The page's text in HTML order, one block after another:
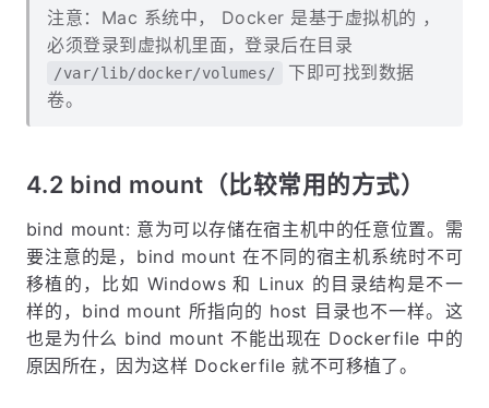
注意：Mac 系统中， Docker 是基于虚拟机的 ，
必须登录到虚拟机里面，登录后在目录
/var/lib/docker/volumes/
下即可找到数据
卷。
4.2 bind mount（比较常用的方式）
bind mount: 意为可以存储在宿主机中的任意位置。需
要注意的是，bind mount 在不同的宿主机系统时不可
移植的，比如 Windows 和 Linux 的目录结构是不一
样的，bind mount 所指向的 host 目录也不一样。这
也是为什么 bind mount 不能出现在 Dockerfile 中的
原因所在，因为这样 Dockerfile 就不可移植了。